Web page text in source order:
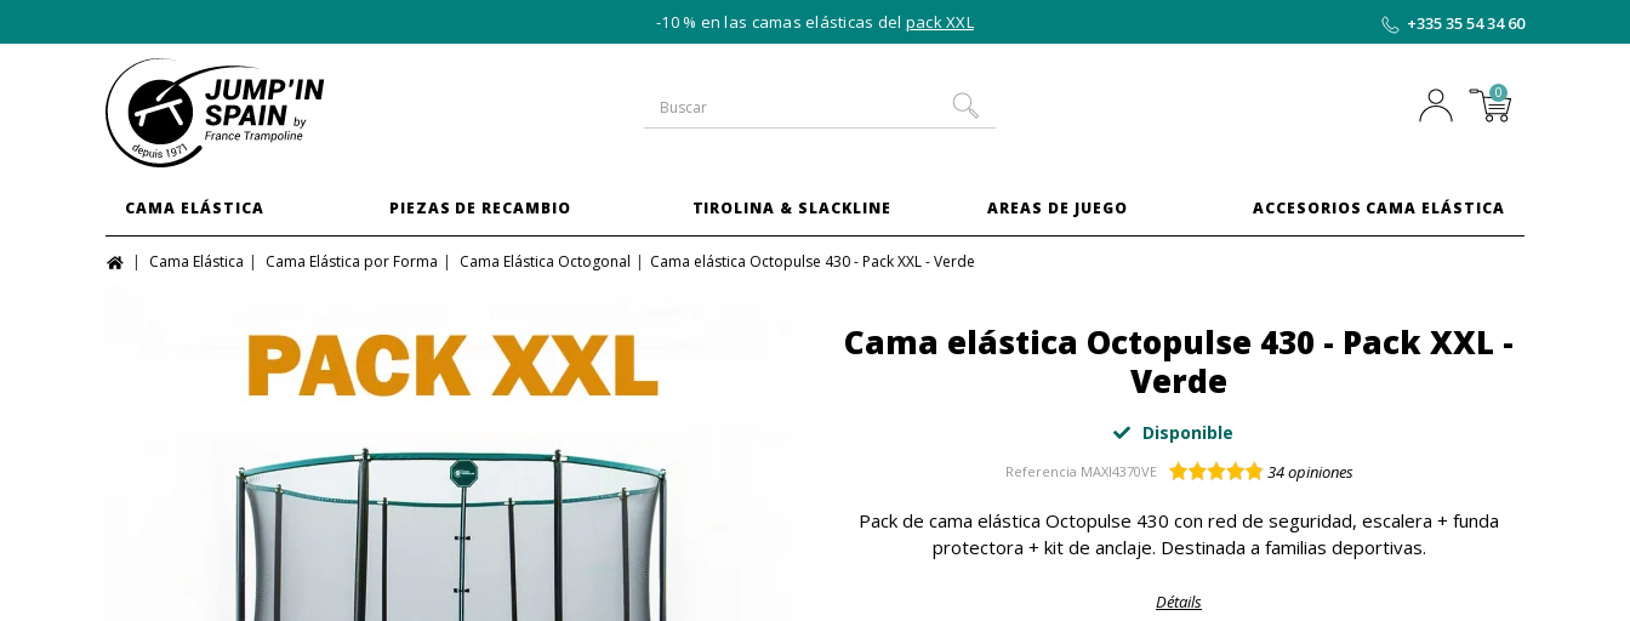
-10 % en las camas elásticas del pack XXL +335 35 54 34 60
0
CAMA ELÁSTICA PIEZAS DE RECAMBIO TIROLINA & SLACKLINE AREAS DE JUEGO ACCESORIOS CAMA ELÁSTICA
Cama Elástica Cama Elástica por Forma Cama Elástica Octogonal Cama elástica Octopulse 430 - Pack XXL - Verde
Cama elástica Octopulse 430 - Pack XXL -
Verde
Disponible
Referencia MAXI4370VE 34opiniones
Pack de cama elástica Octopulse 430 con red de seguridad, escalera + funda
protectora + kit de anclaje. Destinada a familias deportivas.
Détails